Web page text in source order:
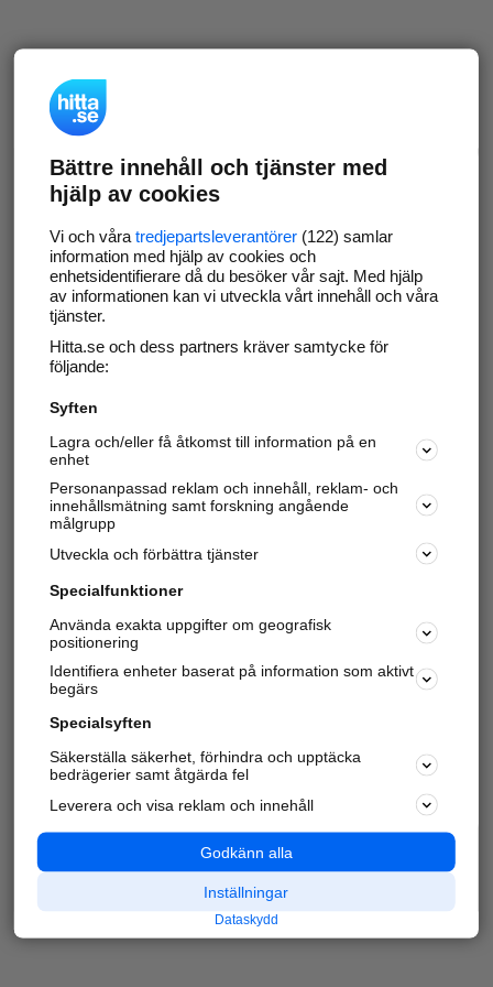
Bättre innehåll och tjänster med
hjälp av cookies
Vi och våra tredjepartsleverantörer(122) samlar
information med hjälp av cookies och
enhetsidentifierare då du besöker vår sajt. Med hjälp
av informationen kan vi utveckla vårt innehåll och våra
tjänster.
Hitta.se och dess partners kräver samtycke för
följande:
Syften
Lagra och/eller få åtkomst till information på en
enhet
Personanpassad reklam och innehåll, reklam- och
innehållsmätning samt forskning angående
målgrupp
Utveckla och förbättra tjänster
Specialfunktioner
Använda exakta uppgifter om geografisk
positionering
Identifiera enheter baserat på information som aktivt
begärs
Specialsyften
Säkerställa säkerhet, förhindra och upptäcka
bedrägerier samt åtgärda fel
Leverera och visa reklam och innehåll
Godkänn alla
Inställningar
Dataskydd